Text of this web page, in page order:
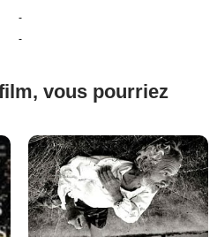
-
-
vous pourriez